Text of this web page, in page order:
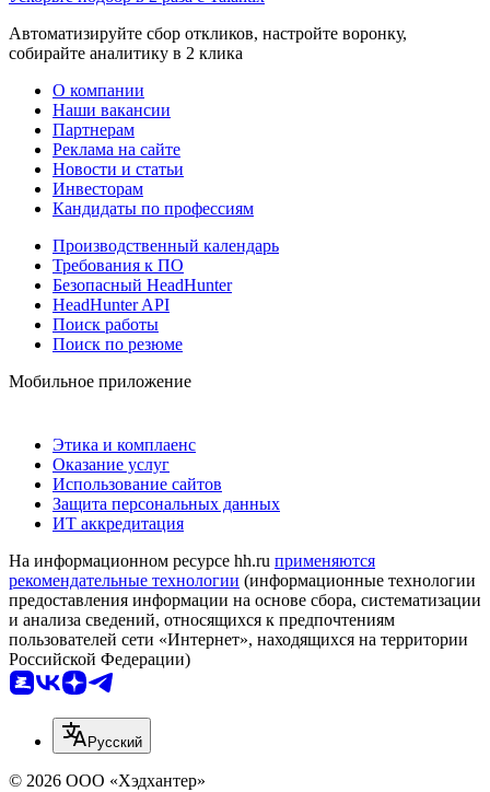
Автоматизируйте сбор откликов, настройте воронку,
собирайте аналитику в 2 клика
О компании
Наши вакансии
Партнерам
Реклама на сайте
Новости и статьи
Инвесторам
Кандидаты по профессиям
Производственный календарь
Требования к ПО
Безопасный HeadHunter
HeadHunter API
Поиск работы
Поиск по резюме
Мобильное приложение
Этика и комплаенс
Оказание услуг
Использование сайтов
Защита персональных данных
ИТ аккредитация
На информационном ресурсе hh.ru применяются
рекомендательные технологии (информационные технологии
предоставления информации на основе сбора, систематизации
и анализа сведений, относящихся к предпочтениям
пользователей сети «Интернет», находящихся на территории
Российской Федерации)
Русский
© 2026 ООО «Хэдхантер»